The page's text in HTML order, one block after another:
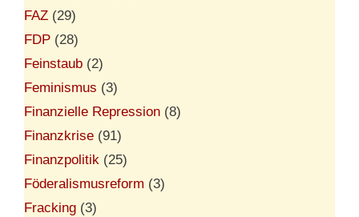
FAZ (29)
FDP (28)
Feinstaub (2)
Feminismus (3)
Finanzielle Repression (8)
Finanzkrise (91)
Finanzpolitik (25)
Föderalismusreform (3)
Fracking (3)